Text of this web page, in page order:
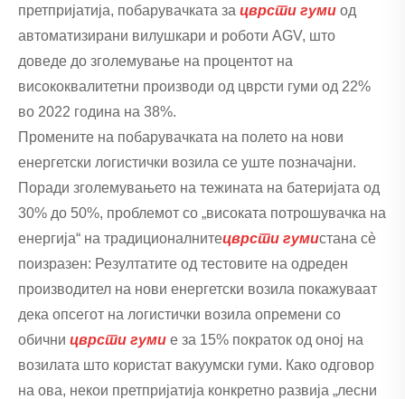
претпријатија, побарувачката за цврсти гуми од
автоматизирани вилушкари и роботи AGV, што
доведе до зголемување на процентот на
висококвалитетни производи од цврсти гуми од 22%
во 2022 година на 38%.
Промените на побарувачката на полето на нови
енергетски логистички возила се уште позначајни.
Поради зголемувањето на тежината на батеријата од
30% до 50%, проблемот со „високата потрошувачка на
енергија“ на традиционалнитецврсти гумистана сè
поизразен: Резултатите од тестовите на одреден
производител на нови енергетски возила покажуваат
дека опсегот на логистички возила опремени со
обични цврсти гуми е за 15% пократок од оној на
возилата што користат вакуумски гуми. Како одговор
на ова, некои претпријатија конкретно развија „лесни